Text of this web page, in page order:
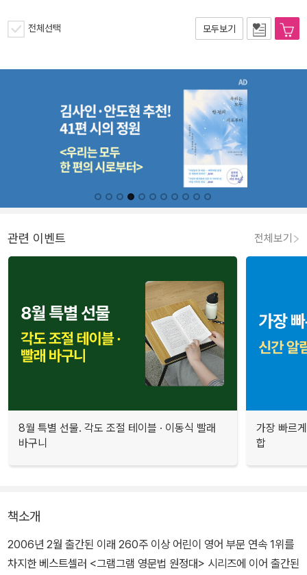
전체선택 모두보기
관련 이벤트 전체보기
8월 특별 선물. 각도 조절 테이블 · 이동식 빨래
바구니
가장 빠르
합
책소개
2006년 2월 출간된 이래 260주 이상 어린이 영어 부문 연속 1위를
차지한 베스트셀러 <그램그램 영문법 원정대> 시리즈에 이어 출간된